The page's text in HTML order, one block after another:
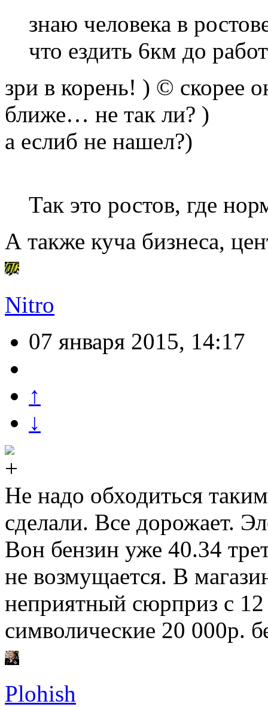
знаю человека в
что ездить 6км до
зри в корень! ) © скорее
ближе… не так ли? )
а еслиб не нашел?)
Так это ростов, где
А также куча бизнеса,
Nitro
07 января 2015, 14:17
↑
↓
Не надо обходиться
сделали. Все дорожает.
Вон бензин уже 40.34
не возмущается. В
неприятный сюрприз с 12
символические 20 000р.
Plohish